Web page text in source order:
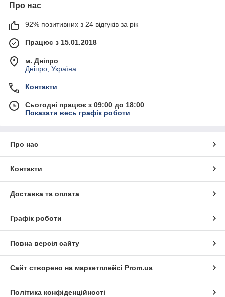
Про нас
92% позитивних з 24 відгуків за рік
Працює з 15.01.2018
м. Дніпро
Дніпро, Україна
Контакти
Сьогодні працює з 09:00 до 18:00
Показати весь графік роботи
Про нас
Контакти
Доставка та оплата
Графік роботи
Повна версія сайту
Сайт створено на маркетплейсі Prom.ua
Політика конфіденційності